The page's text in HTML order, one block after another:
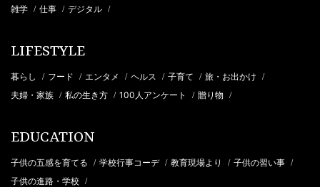
雑学 / 仕事 / デジタル /
LIFESTYLE
暮らし / フード / エンタメ / ヘルス / 子育て / 旅・お出かけ /
夫婦・家族 / 私の生き方 / 100人アンケート / 贈り物 /
EDUCATION
子供の五感を育てる / 学校行事コーデ / 教育現場より / 子供の習い事 /
子供の進路・学校 /